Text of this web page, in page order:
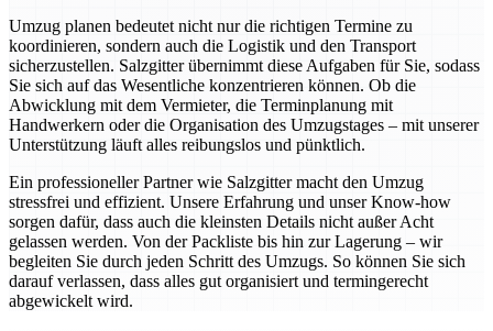
Umzug planen bedeutet nicht nur die richtigen Termine zu
koordinieren, sondern auch die Logistik und den Transport
sicherzustellen. Salzgitter übernimmt diese Aufgaben für Sie, sodass
Sie sich auf das Wesentliche konzentrieren können. Ob die
Abwicklung mit dem Vermieter, die Terminplanung mit
Handwerkern oder die Organisation des Umzugstages – mit unserer
Unterstützung läuft alles reibungslos und pünktlich.
Ein professioneller Partner wie Salzgitter macht den Umzug
stressfrei und effizient. Unsere Erfahrung und unser Know-how
sorgen dafür, dass auch die kleinsten Details nicht außer Acht
gelassen werden. Von der Packliste bis hin zur Lagerung – wir
begleiten Sie durch jeden Schritt des Umzugs. So können Sie sich
darauf verlassen, dass alles gut organisiert und termingerecht
abgewickelt wird.